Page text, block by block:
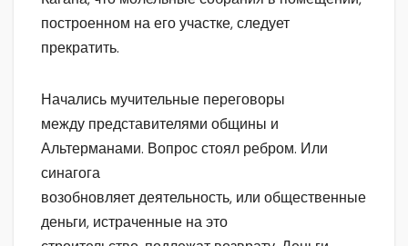
построенном на его участке, следует
прекратить.
Начались мучительные переговоры
между представителями общины и
Альтерманами. Вопрос стоял ребром. Или
синагога
возобновляет деятельность, или общественные
деньги, истраченные на это